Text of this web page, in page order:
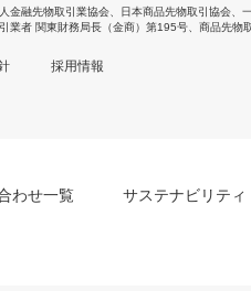
金融先物取引業協会 日本商品先物取引協会
業者 関東財務局長（金商）第195号、商品先物
採用情報
わせ一覧 サステナビリティ